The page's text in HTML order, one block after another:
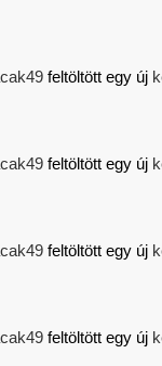
feltöltött egy új
feltöltött egy új
feltöltött egy új
feltöltött egy új